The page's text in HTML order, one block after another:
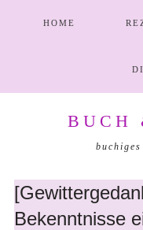
HOME
HauptnavigationBUCH
Bekenntnisse